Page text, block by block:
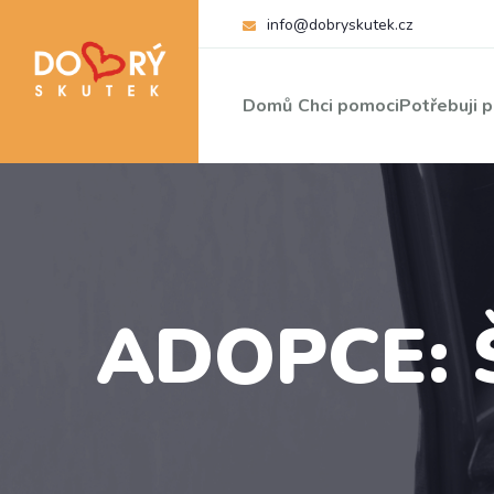
info@dobryskutek.cz
Domů Chci pomociPotřebuji
ADOPCE: